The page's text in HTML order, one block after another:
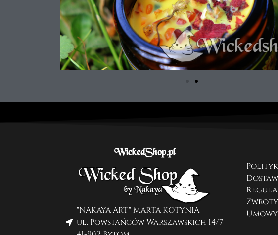
WickedShop.pl
"NAKAYA ART" MARTA KOTYNIA
ul. Powstańców Warszawskich 14/7
Umowy